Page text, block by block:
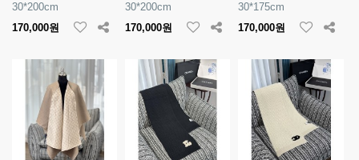
30*200cm
170,000원
30*200cm
170,000원
30*175cm
170,000원